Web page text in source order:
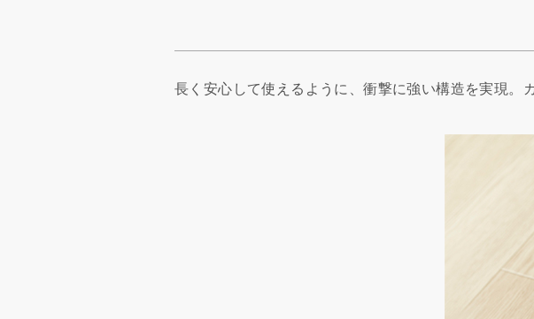
長く安心して使えるように、衝撃に強い構造を実現。